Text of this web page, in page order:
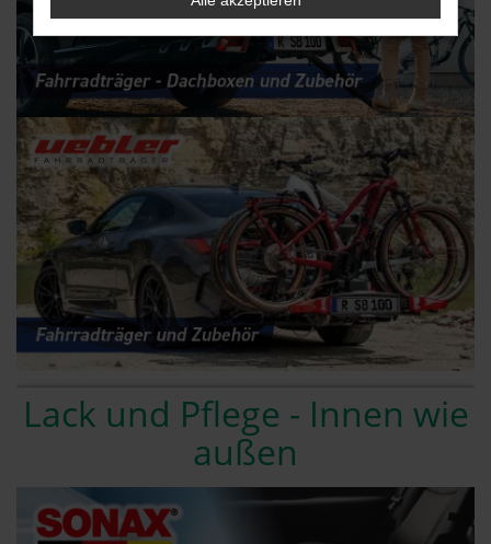
Lack und Pflege - Innen wie
außen